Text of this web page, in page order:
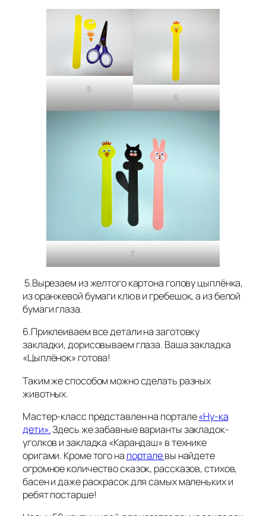
5.
6.
7.
5.Вырезаем из желтого картона голову цыплёнка,
из оранжевой бумаги клюв и гребешок, а из белой
бумаги глаза.
6.Приклеиваем все детали на заготовку
закладки, дорисовываем глаза. Ваша закладка
«Цыплёнок» готова!
Таким же способом можно сделать разных
животных.
Мастер-класс представлен на портале«Ну-ка
дети».Здесь же забавные варианты закладок-
уголков и закладка «Карандаш» в технике
оригами. Кроме того на порталевы найдете
огромное количество сказок, рассказов, стихов,
басен и даже раскрасок для самых маленьких и
ребят постарше!